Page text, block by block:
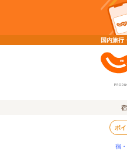
国内旅行
ポ
宿